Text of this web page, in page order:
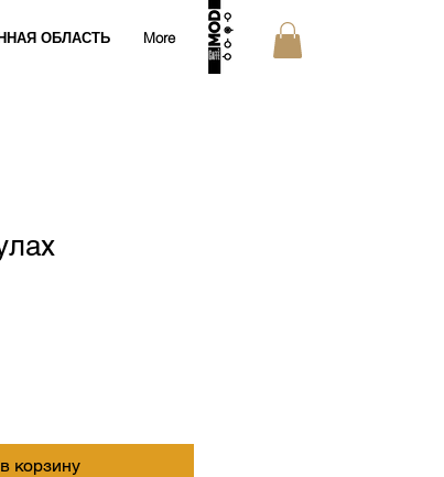
ОБЛАСТЬ More
корзину